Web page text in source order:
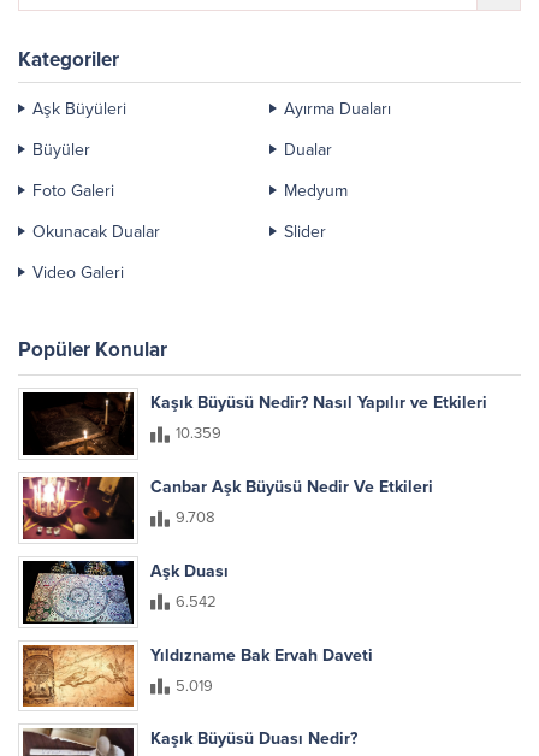
Kategoriler
Aşk Büyüleri
Ayırma Duaları
Büyüler
Dualar
Foto Galeri
Medyum
Okunacak Dualar
Slider
Video Galeri
Popüler Konular
Kaşık Büyüsü Nedir? Nasıl Yapılır ve Etkileri
10.359
Canbar Aşk Büyüsü Nedir Ve Etkileri
9.708
Aşk Duası
6.542
Yıldızname Bak Ervah Daveti
5.019
Kaşık Büyüsü Duası Nedir?